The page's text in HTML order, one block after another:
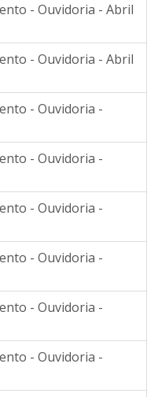
- Ouvidoria - Abril
- Ouvidoria - Abril
- Ouvidoria -
- Ouvidoria -
- Ouvidoria -
- Ouvidoria -
- Ouvidoria -
- Ouvidoria -